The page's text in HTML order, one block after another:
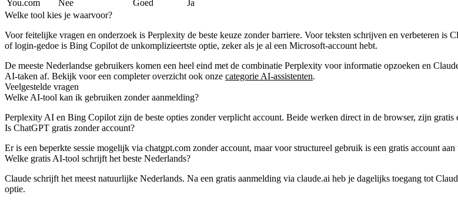
You.com
Nee Goed
Ja
Welke tool kies je waarvoor?
Voor feitelijke vragen en onderzoek is Perplexity de beste keuze zonder barriere. Voor teksten schrijven en verbeteren is
of login-gedoe is Bing Copilot de unkomplizieertste optie, zeker als je al een Microsoft-account hebt.
De meeste Nederlandse gebruikers komen een heel eind met de combinatie Perplexity voor informatie opzoeken en
AI-taken af. Bekijk voor een completer overzicht ook onze categorie AI-assistenten.
Veelgestelde vragen
Welke AI-tool kan ik gebruiken zonder aanmelding?
Perplexity AI en Bing Copilot zijn de beste opties zonder verplicht account. Beide werken direct in de browser, zijn gratis
Is ChatGPT gratis zonder account?
Er is een beperkte sessie mogelijk via chatgpt.com zonder account, maar voor structureel gebruik is een gratis account
Welke gratis AI-tool schrijft het beste Nederlands?
Claude schrijft het meest natuurlijke Nederlands. Na een gratis aanmelding via claude.ai heb je dagelijks toegang tot
optie.